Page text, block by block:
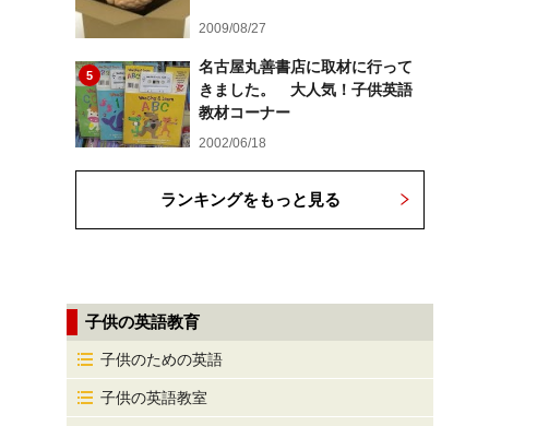
2009/08/27
5
名古屋丸善書店に取材に行って
きました。 大人気！子供英語
教材コーナー
2002/06/18
ランキングをもっと見る
子供の英語教育
子供のための英語
子供の英語教室